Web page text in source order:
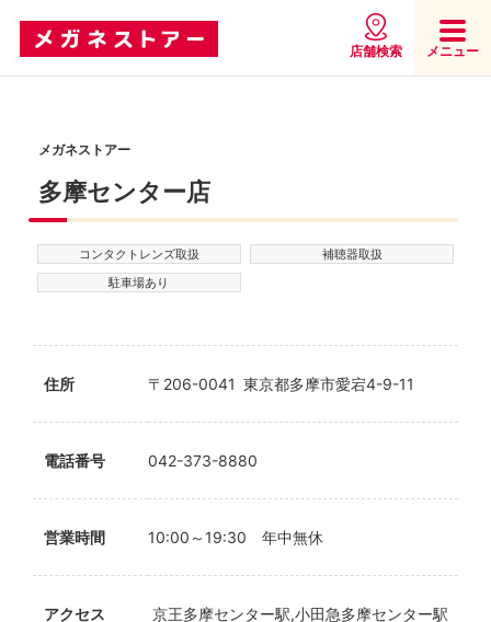
店舗検索 メニュー
メガネストアー
多摩センター店
コンタクトレンズ取扱
補聴器取扱
駐車場あり
住所 〒206-0041 東京都多摩市愛宕4-9-11
電話番号 042-373-8880
営業時間 10:00～19:30 年中無休
アクセス 京王多摩センター駅,小田急多摩センター駅